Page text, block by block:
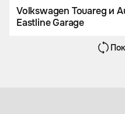
Volkswagen Touareg и
Eastline Garage